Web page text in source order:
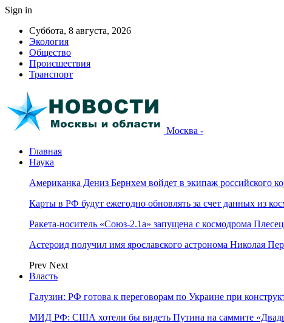
Sign in
Суббота, 8 августа, 2026
Экология
Общество
Происшествия
Транспорт
Москва -
Главная
Наука
Американка Дениз Бернхем войдет в экипаж российского
Карты в РФ будут ежегодно обновлять за счет данных из
Ракета-носитель «Союз-2.1а» запущена с космодрома
Астероид получил имя ярославского астронома Николая
Prev Next
Власть
Галузин: РФ готова к переговорам по Украине при
МИД РФ: США хотели бы видеть Путина на саммите